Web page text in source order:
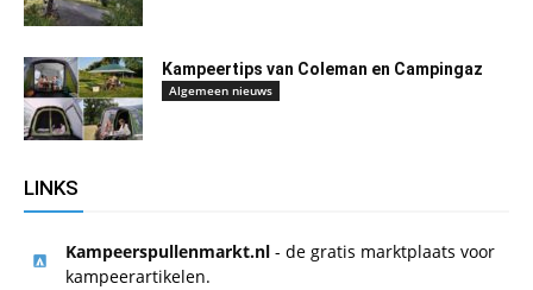
Kampeertips van Coleman en Campingaz
Algemeen nieuws
LINKS
Kampeerspullenmarkt.nl - de gratis marktplaats voor
kampeerartikelen.